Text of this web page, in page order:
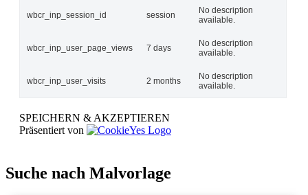
wbcr_inp_session_id session
No description
available.
wbcr_inp_user_page_views 7 days
No description
available.
wbcr_inp_user_visits 2 months
No description
available.
SPEICHERN & AKZEPTIEREN
Präsentiert von
Suche nach Malvorlage